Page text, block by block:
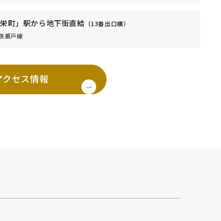
町」駅から地下街直結 （13番出口横）
瀬戸線
クセス情報